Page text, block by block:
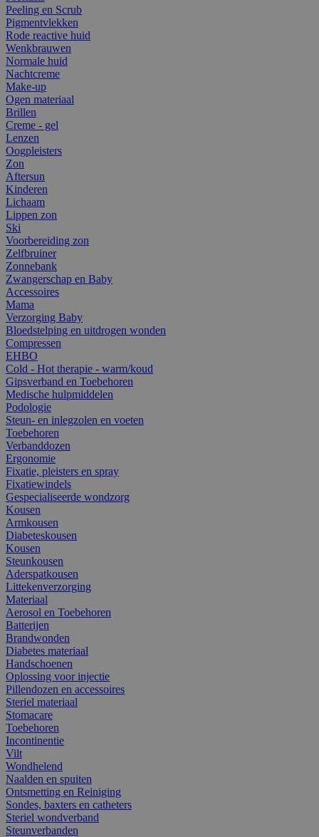
Peeling en Scrub
Pigmentvlekken
Rode reactive huid
Wenkbrauwen
Normale huid
Nachtcreme
Make-up
Ogen materiaal
Brillen
Creme - gel
Lenzen
Oogpleisters
Zon
Aftersun
Kinderen
Lichaam
Lippen zon
Ski
Voorbereiding zon
Zelfbruiner
Zonnebank
Zwangerschap en Baby
Accessoires
Mama
Verzorging Baby
Bloedstelping en uitdrogen wonden
Compressen
EHBO
Cold - Hot therapie - warm/koud
Gipsverband en Toebehoren
Medische hulpmiddelen
Podologie
Steun- en inlegzolen en voeten
Toebehoren
Verbanddozen
Ergonomie
Fixatie, pleisters en spray
Fixatiewindels
Gespecialiseerde wondzorg
Kousen
Armkousen
Diabeteskousen
Kousen
Steunkousen
Aderspatkousen
Littekenverzorging
Materiaal
Aerosol en Toebehoren
Batterijen
Brandwonden
Diabetes materiaal
Handschoenen
Oplossing voor injectie
Pillendozen en accessoires
Steriel materiaal
Stomacare
Toebehoren
Incontinentie
Vilt
Wondhelend
Naalden en spuiten
Ontsmetting en Reiniging
Sondes, baxters en catheters
Steriel wondverband
Steunverbanden